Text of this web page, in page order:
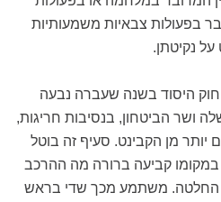
בפעולות צבאיות משמעותיות
נקיטתן.
חוק היסוד בשנה שעברה נבעה
הביטחון, בנסיבות חריגות,
מן הקבינט. סעיף זה בוטל
קביעה ברורה מה ההרכב
החלטה. משתמע מכך שדי בראש